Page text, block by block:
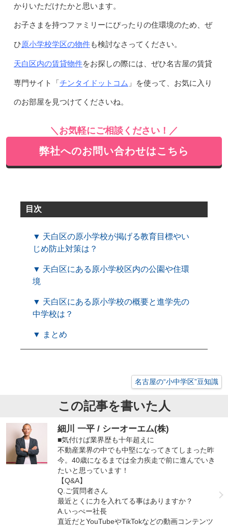
かりいただけたかと思います。
お子さまを持つファミリーにぴったりの住環境のため、ぜ
ひ原小学校学区の物件も検討なさってください。
天白区内の賃貸物件をお探しの際には、ぜひ名古屋の賃貸
専門サイト「チンタイドットコム 」を使って、お気に入り
のお部屋を見つけてくださいね。
＼お気軽にご相談ください！／
弊社へのお問い合わせはこちら
目次
▼ 天白区の原小学校が掲げる教育目標やい
じめ防止対策は？
▼ 天白区にある原小学校区内の公園や住環
境
▼ 天白区にある原小学校の概要と進学先の
中学校は？
▼ まとめ
名古屋の“小中学区”豆知識
この記事を書いた人
細川 一平 / シーオーエム(株)
■気付けば業界歴も十年超えに
不動産業界の中でも中堅になってきてしまった昨
今。40歳になるまでは全力疾走で前に進んでいき
たいと思っています！
【Q&A】
Q.ご質問者さん
最近とくに力を入れてる事はありますか？
A.いっぺー社長
直近だとYouTubeやTikTokなどの動画コンテンツ